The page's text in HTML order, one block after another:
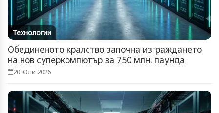
Технологии
Обединеното кралство започна изграждането
на нов суперкомпютър за 750 млн. паунда
20 Юли 2026